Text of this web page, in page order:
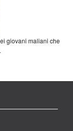
giovani maliani che